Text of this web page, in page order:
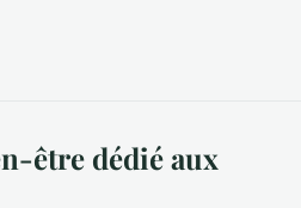
être dédié aux